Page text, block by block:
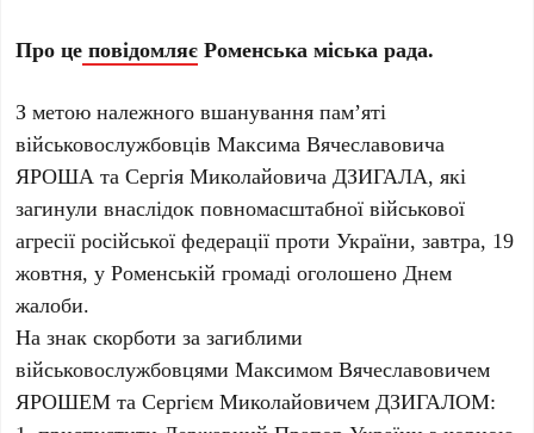
Про це повідомляє Роменська міська рада.
З метою належного вшанування пам’яті
військовослужбовців Максима Вячеславовича
ЯРОША та Сергія Миколайовича ДЗИГАЛА, які
загинули внаслідок повномасштабної військової
агресії російської федерації проти України, завтра, 19
жовтня, у Роменській громаді оголошено Днем
жалоби.
На знак скорботи за загиблими
військовослужбовцями Максимом Вячеславовичем
ЯРОШЕМ та Сергієм Миколайовичем ДЗИГАЛОМ: